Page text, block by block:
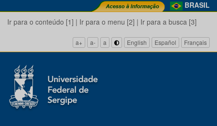
BRASIL
Ir para o conteúdo [1] | Ir para o menu [2] | Ir para a busca [3]
a+ a- a English Español Français